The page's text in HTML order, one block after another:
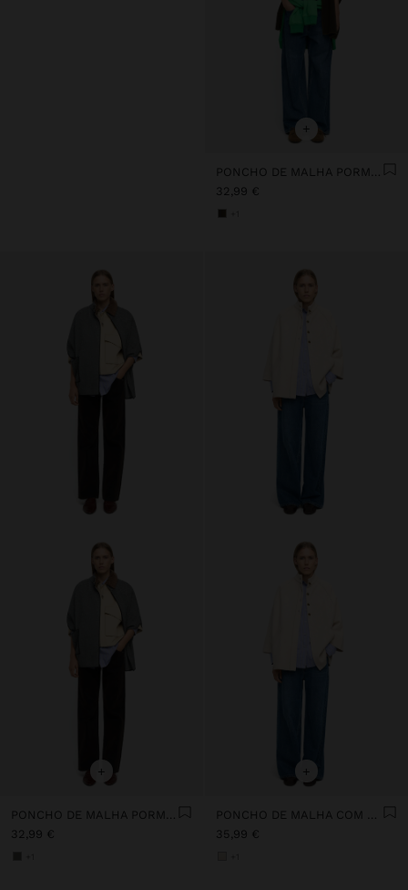
+
PONCHO DE MALHA PORMENOR COSTURA
32,99 €
+
32,99 €
+
35,99 €